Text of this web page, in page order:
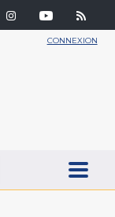
CONNEXION